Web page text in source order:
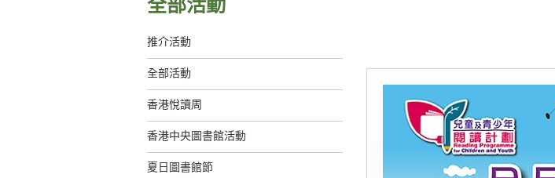
全部活動
推介活動
全部活動
香港悅讀周
香港中央圖書館活動
夏日圖書館節